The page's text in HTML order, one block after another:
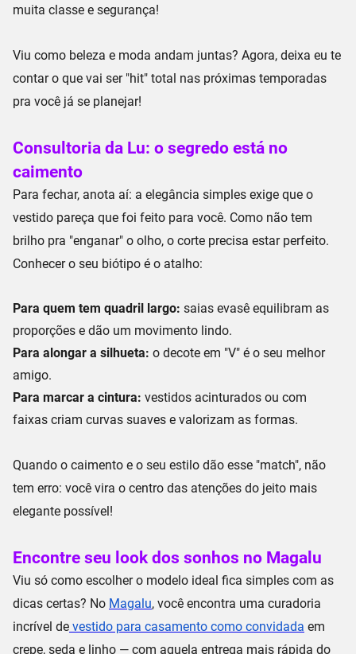
muita classe e segurança!
Viu como beleza e moda andam juntas? Agora, deixa eu te
contar o que vai ser "hit" total nas próximas temporadas
pra você já se planejar!
Consultoria da Lu: o segredo está no
caimento
Para fechar, anota aí: a elegância simples exige que o
vestido pareça que foi feito para você. Como não tem
brilho pra "enganar" o olho, o corte precisa estar perfeito.
Conhecer o seu biótipo é o atalho:
Para quem tem quadril largo: saias evasê equilibram as
proporções e dão um movimento lindo.
Para alongar a silhueta: o decote em "V" é o seu melhor
amigo.
Para marcar a cintura: vestidos acinturados ou com
faixas criam curvas suaves e valorizam as formas.
Quando o caimento e o seu estilo dão esse "match", não
tem erro: você vira o centro das atenções do jeito mais
elegante possível!
Encontre seu look dos sonhos no Magalu
Viu só como escolher o modelo ideal fica simples com as
dicas certas? No Magalu, você encontra uma curadoria
incrível de vestido para casamento como convidada em
crepe, seda e linho — com aquela entrega mais rápida do